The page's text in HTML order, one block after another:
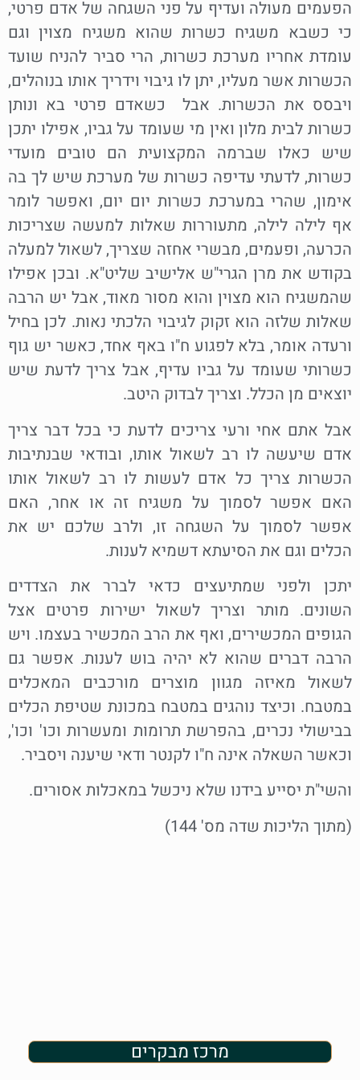
הפעמים מעולה ועדיף על פני השגחה של אדם פרטי,
כי כשבא משגיח כשרות שהוא משגיח מצוין וגם
עומדת אחריו מערכת כשרות, הרי סביר להניח שועד
הכשרות אשר מעליו, יתן לו גיבוי וידריך אותו בנוהלים,
ויבסס את הכשרות. אבל כשאדם פרטי בא ונותן
כשרות לבית מלון ואין מי שעומד על גביו, אפילו יתכן
שיש כאלו שברמה המקצועית הם טובים מועדי
כשרות, לדעתי עדיפה כשרות של מערכת שיש לך בה
אימון, שהרי במערכת כשרות יום יום, ואפשר לומר
אף לילה לילה, מתעוררות שאלות למעשה שצריכות
הכרעה, ופעמים, מבשרי אחזה שצריך, לשאול למעלה
בקודש את מרן הגרי"ש אלישיב שליט"א. ובכן אפילו
שהמשגיח הוא מצוין והוא מסור מאוד, אבל יש הרבה
שאלות שלזה הוא זקוק לגיבוי הלכתי נאות. לכן בחיל
ורעדה אומר, בלא לפגוע ח"ו באף אחד, כאשר יש גוף
כשרותי שעומד על גביו עדיף, אבל צריך לדעת שיש
יוצאים מן הכלל. וצריך לבדוק היטב.
אבל אתם אחי ורעי צריכים לדעת כי בכל דבר צריך
אדם שיעשה לו רב לשאול אותו, ובודאי שבנתיבות
הכשרות צריך כל אדם לעשות לו רב לשאול אותו
האם אפשר לסמוך על משגיח זה או אחר, האם
אפשר לסמוך על השגחה זו, ולרב שלכם יש את
הכלים וגם את הסיעתא דשמיא לענות.
יתכן ולפני שמתיעצים כדאי לברר את הצדדים
השונים. מותר וצריך לשאול ישירות פרטים אצל
הגופים המכשירים, ואף את הרב המכשיר בעצמו. ויש
הרבה דברים שהוא לא יהיה בוש לענות. אפשר גם
לשאול מאיזה מגוון מוצרים מורכבים המאכלים
במטבח. וכיצד נוהגים במטבח במכונת שטיפת הכלים
בבישולי נכרים, בהפרשת תרומות ומעשרות וכו' וכו',
וכאשר השאלה אינה ח"ו לקנטר ודאי שיענה ויסביר.
והשי"ת יסייע בידנו שלא ניכשל במאכלות אסורים.
(מתוך הליכות שדה מס' 144)
מרכז מבקרים